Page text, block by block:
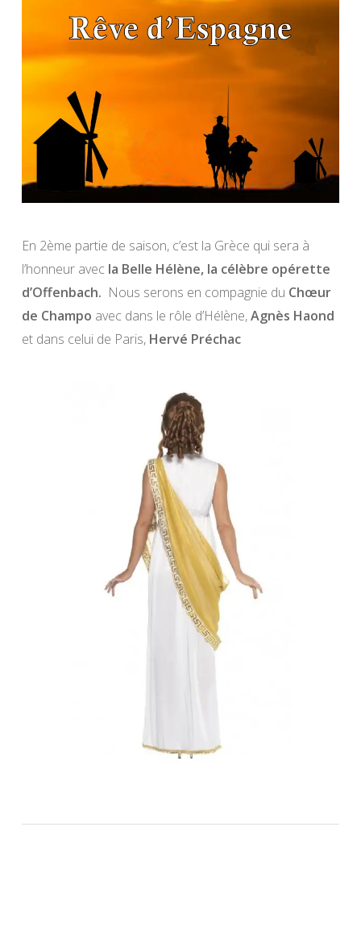
En 2ème partie de saison, c’est la Grèce qui sera à
l’honneur avec la Belle Hélène, la célèbre opérette
d’Offenbach. Nous serons en compagnie du Chœur
de Champo avec dans le rôle d’Hélène,Agnès Haond
et dans celui de Paris, Hervé Préchac